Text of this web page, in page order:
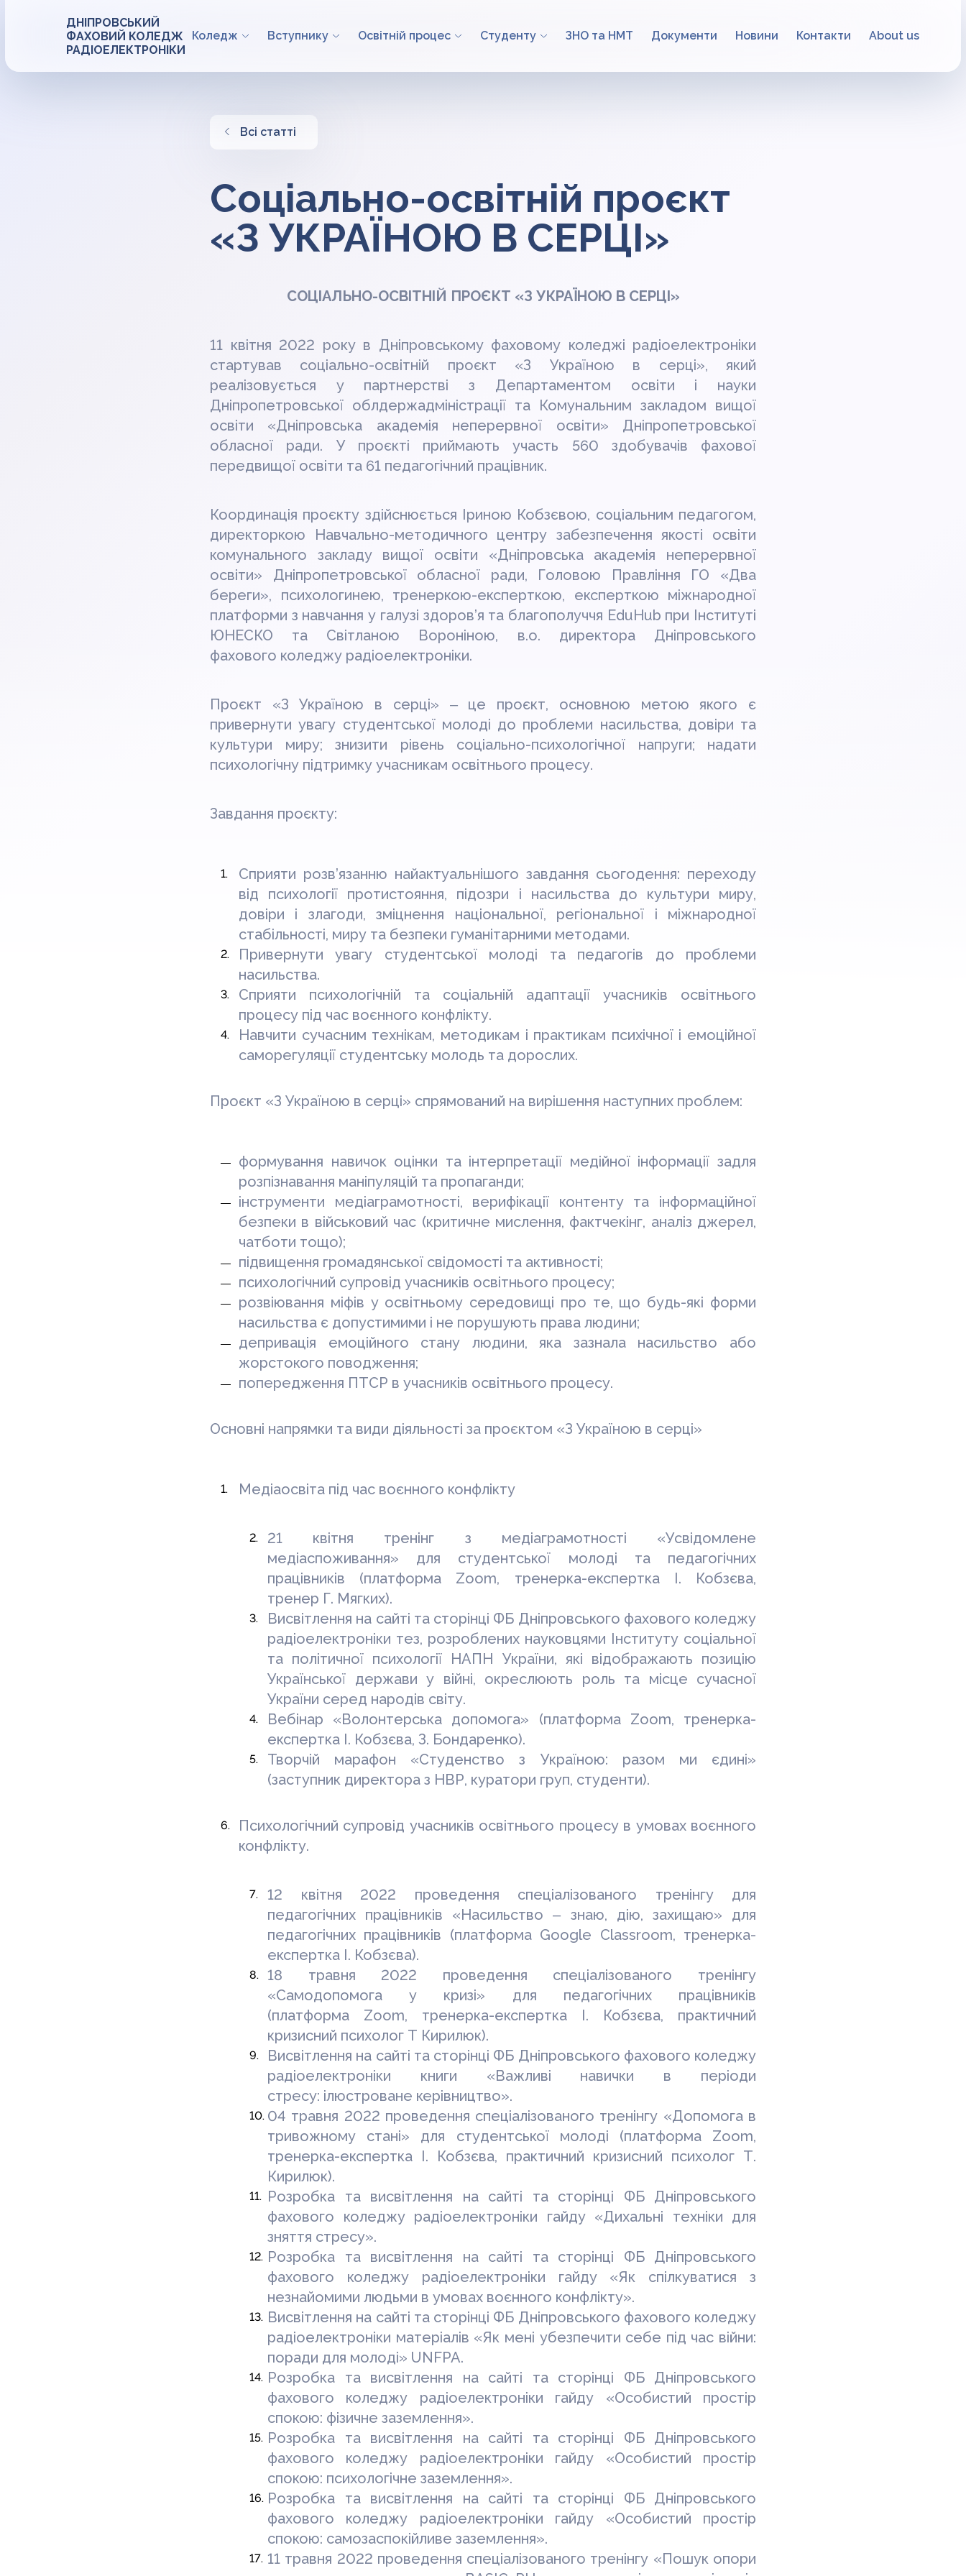
ДНІПРОВСЬКИЙ
ФАХОВИЙ КОЛЕДЖ
РАДІОЕЛЕКТРОНІКИ
Коледж Вступнику Освітній процес Студенту ЗНО та НМТ Документи Новини Контакти About us
Всі статті
Соціально-освітній проєкт
«З УКРАЇНОЮ В СЕРЦІ»
СОЦІАЛЬНО-ОСВІТНІЙ ПРОЄКТ «З УКРАЇНОЮ В СЕРЦІ»
11 квітня 2022 року в Дніпровському фаховому коледжі радіоелектроніки
стартував соціально-освітній проєкт «З Україною в серці», який
реалізовується у партнерстві з Департаментом освіти і науки
Дніпропетровської облдержадміністрації та Комунальним закладом вищої
освіти «Дніпровська академія неперервної освіти» Дніпропетровської
обласної ради. У проєкті приймають участь 560 здобувачів фахової
передвищої освіти та 61 педагогічний працівник.
Координація проєкту здійснюється Іриною Кобзєвою, соціальним педагогом,
директоркою Навчально-методичного центру забезпечення якості освіти
комунального закладу вищої освіти «Дніпровська академія неперервної
освіти» Дніпропетровської обласної ради, Головою Правління ГО «Два
береги», психологинею, тренеркою-експерткою, експерткою міжнародної
платформи з навчання у галузі здоров’я та благополуччя EduHub при Інституті
ЮНЕСКО та Світланою Вороніною, в.о. директора Дніпровського
фахового коледжу радіоелектроніки.
Проєкт «З Україною в серці» ‒ це проєкт, основною метою якого є
привернути увагу студентської молоді до проблеми насильства, довіри та
культури миру; знизити рівень соціально-психологічної напруги; надати
психологічну підтримку учасникам освітнього процесу.
Завдання проєкту:
Сприяти розв’язанню найактуальнішого завдання сьогодення: переходу
від психології протистояння, підозри і насильства до культури миру,
довіри і злагоди, зміцнення національної, регіональної і міжнародної
стабільності, миру та безпеки гуманітарними методами.
Привернути увагу студентської молоді та педагогів до проблеми
насильства.
Сприяти психологічній та соціальній адаптації учасників освітнього
процесу під час воєнного конфлікту.
Навчити сучасним технікам, методикам i практикам психічної і емоційної
саморегуляції студентську молодь та дорослих.
Проєкт «З Україною в серці» спрямований на вирішення наступних проблем:
формування навичок оцінки та інтерпретації медійної інформації задля
розпізнавання маніпуляцій та пропаганди;
інструменти медіаграмотності, верифікації контенту та інформаційної
безпеки в військовий час (критичне мислення, фактчекінг, аналіз джерел,
чатботи тощо);
підвищення громадянської свідомості та активності;
психологічний супровід учасників освітнього процесу;
розвіювання міфів у освітньому середовищі про те, що будь-які форми
насильства є допустимими і не порушують права людини;
депривація емоційного стану людини, яка зазнала насильство або
жорстокого поводження;
попередження ПТСР в учасників освітнього процесу.
Основні напрямки та види діяльності за проєктом «З Україною в серці»
Медіаосвіта під час воєнного конфлікту
21 квітня тренінг з медіаграмотності «Усвідомлене
медіаспоживання» для студентської молоді та педагогічних
працівників (платформа Zoom, тренерка-експертка І. Кобзєва,
тренер Г. Мягких).
Висвітлення на сайті та сторінці ФБ Дніпровського фахового коледжу
радіоелектроніки тез, розроблених науковцями Інституту соціальної
та політичної психології НАПН України, які відображають позицію
Української держави у війні, окреслюють роль та місце сучасної
України серед народів світу.
Вебінар «Волонтерська допомога» (платформа Zoom, тренерка-
експертка І. Кобзєва, З. Бондаренко).
Творчій марафон «Студенство з Україною: разом ми єдині»
(заступник директора з НВР, куратори груп, студенти).
Психологічний супровід учасників освітнього процесу в умовах воєнного
конфлікту.
12 квітня 2022 проведення спеціалізованого тренінгу для
педагогічних працівників «Насильство ‒ знаю, дію, захищаю» для
педагогічних працівників (платформа Google Classroom, тренерка-
експертка І. Кобзєва).
18 травня 2022 проведення спеціалізованого тренінгу
«Самодопомога у кризі» для педагогічних працівників
(платформа Zoom, тренерка-експертка І. Кобзєва, практичний
кризисний психолог Т Кирилюк).
Висвітлення на сайті та сторінці ФБ Дніпровського фахового коледжу
радіоелектроніки книги «Важливі навички в періоди
стресу: iлюстроване керівництво».
04 травня 2022 проведення спеціалізованого тренінгу «Допомога в
тривожному стані» для студентської молоді (платформа Zoom,
тренерка-експертка І. Кобзєва, практичний кризисний психолог Т.
Кирилюк).
Розробка та висвітлення на сайті та сторінці ФБ Дніпровського
фахового
коледжу радіоелектроніки гайду «Дихальні техніки для
зняття стресу».
Розробка та висвітлення на сайті та сторінці ФБ Дніпровського
фахового
коледжу радіоелектроніки гайду «Як спілкуватися з
незнайомими людьми в умовах воєнного конфлікту».
Висвітлення на сайті та сторінці ФБ Дніпровського фахового коледжу
радіоелектроніки матеріалів «Як мені убезпечити себе під час війни:
поради для молоді» UNFPA.
Розробка та висвітлення на сайті та сторінці ФБ Дніпровського
фахового
коледжу радіоелектроніки гайду «Особистий простір
спокою: фізичне заземлення».
Розробка та висвітлення на сайті та сторінці ФБ Дніпровського
фахового
коледжу радіоелектроніки гайду «Особистий простір
спокою: психологічне заземлення».
Розробка та висвітлення на сайті та сторінці ФБ Дніпровського
фахового
коледжу радіоелектроніки гайду «Особистий простір
спокою: самозаспокійливе заземлення».
11 травня 2022 проведення спеціалізованого тренінгу «Пошук опори